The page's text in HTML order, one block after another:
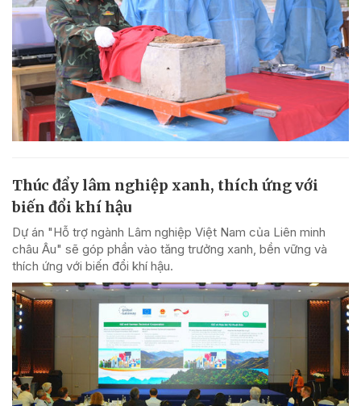
Thúc đẩy lâm nghiệp xanh, thích ứng với
biến đổi khí hậu
Dự án "Hỗ trợ ngành Lâm nghiệp Việt Nam của Liên minh
châu Âu" sẽ góp phần vào tăng trưởng xanh, bền vững và
thích ứng với biến đổi khí hậu.